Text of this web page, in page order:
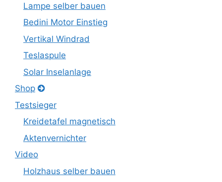
Lampe selber bauen
Bedini Motor Einstieg
Vertikal Windrad
Teslaspule
Solar Inselanlage
Shop
Testsieger
Kreidetafel magnetisch
Aktenvernichter
Video
Holzhaus selber bauen